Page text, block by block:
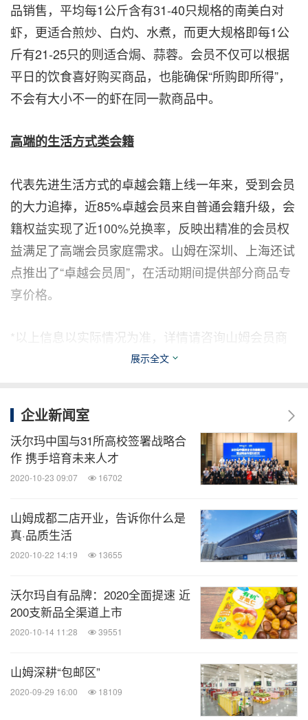
品销售，平均每1公斤含有31-40只规格的南美白对
虾，更适合煎炒、白灼、水煮，而更大规格即每1公
斤有21-25只的则适合焗、蒜蓉。会员不仅可以根据
平日的饮食喜好购买商品，也能确保“所购即所得”，
不会有大小不一的虾在同一款商品中。
高端的生活方式类会籍
代表先进生活方式的卓越会籍上线一年来，受到会员
的大力追捧，近85%卓越会员来自普通会籍升级，会
籍权益实现了近100%兑换率，反映出精准的会员权
益满足了高端会员家庭需求。山姆在深圳、上海还试
点推出了“卓越会员周”，在活动期间提供部分商品专
享价格。
*以上信息以实际情况为准，详情请咨询山姆会员商
山姆会员商店是世界500强企业沃尔玛旗下的高端会
员制商店，其名取自零售界传奇人物 -- 沃尔玛创始人
山姆·沃尔顿先生。自1983年4月首家商店在美国俄克
拉荷马州的米德韦斯特城开业起，山姆已有超过30年
的历史。90年代初，山姆开始进入国际市场，发展至
今在全球已拥有800多家门店，成为全球最大的会员
购物体验。在中国，第一家山姆会员商店于1996年8
月12日落户深圳。目前，山姆已在中国开设了26家商
店，分别坐落在北京、上海、深圳、广州、福州、大
连、杭州、苏州、武汉、常州、珠海、天津、厦门、
南京、长沙、南昌、成都、沈阳、南通和宁波。山姆
www.samsclub.cn和移动端
展示全文
企业新闻室
沃尔玛中国与31所高校签署战略合
作 携手培育未来人才
2020-10-23 09:07 16702
山姆成都二店开业，告诉你什么是
真·品质生活
2020-10-22 14:19 13655
沃尔玛自有品牌：2020全面提速 近
200支新品全渠道上市
2020-10-14 11:28 39551
山姆深耕“包邮区”
2020-09-29 16:00 18109